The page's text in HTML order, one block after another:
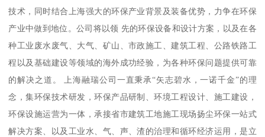
技术，同时结合上海强大的环保产业背景及装备优势，力争在环保
产业中做到地位。公司将以领 先的环保设备和设计方案，以及在各
种工业废水废气、大气、矿山、市政施工、建筑工程、公路铁路工
程以及基础建设等领域的海外成功经验，为各种环保问题提供可靠
的解决之道。 上海融瑞公司一直秉承“矢志碧水，一诺千金”的理
念，集环保技术研发，环保产品研制、环境工程设计、施工建设，
环保设施运营为一体，承接省市建筑工地施工现场扬尘环保一站式
解决方案、以及工业水、气、声、渣的治理和循环经济运用，是立